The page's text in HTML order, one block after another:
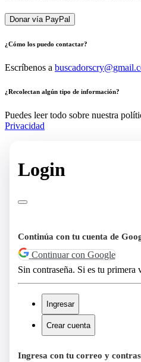
Donar vía PayPal
¿Cómo los puedo contactar?
Escríbenos a
¿Recolectan algún tipo de información?
Puedes leer todo sobre nuestra
Privacidad
Login
Continúa con tu cuenta de
Continuar con Google
Sin contraseña. Si es tu primera
Ingresar
Crear cuenta
Ingresa con tu correo y